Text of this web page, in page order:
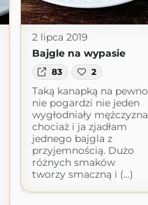
2 lipca 2019
Bajgle na wypasie
83 2
Taką kanapką na pewno
nie pogardzi nie jeden
wygłodniały mężczyzna
chociaż i ja zjadłam
jednego bajgla z
przyjemnością. Dużo
różnych smaków
tworzy smaczną i (...)